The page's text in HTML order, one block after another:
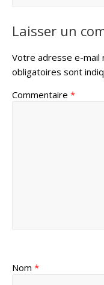
Laisser un
Votre adresse e-mail
obligatoires sont
Commentaire *
Nom *